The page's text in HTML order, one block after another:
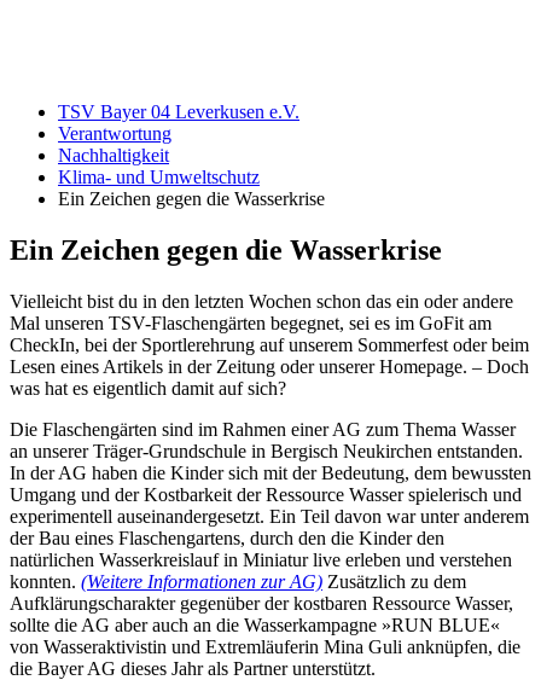
TSV Bayer 04 Leverkusen e.V.
Verantwortung
Nachhaltigkeit
Klima- und Umweltschutz
Ein Zeichen gegen die Wasserkrise
Ein Zeichen gegen die Wasserkrise
Vielleicht bist du in den letzten Wochen schon das ein oder andere
Mal unseren TSV-Flaschengärten begegnet, sei es im GoFit am
CheckIn, bei der Sportlerehrung auf unserem Sommerfest oder beim
Lesen eines Artikels in der Zeitung oder unserer Homepage. – Doch
was hat es eigentlich damit auf sich?
Die Flaschengärten sind im Rahmen einer AG zum Thema Wasser
an unserer Träger-Grundschule in Bergisch Neukirchen entstanden.
In der AG haben die Kinder sich mit der Bedeutung, dem bewussten
Umgang und der Kostbarkeit der Ressource Wasser spielerisch und
experimentell auseinandergesetzt. Ein Teil davon war unter anderem
der Bau eines Flaschengartens, durch den die Kinder den
natürlichen Wasserkreislauf in Miniatur live erleben und verstehen
konnten. (Weitere Informationen zur AG) Zusätzlich zu dem
Aufklärungscharakter gegenüber der kostbaren Ressource Wasser,
sollte die AG aber auch an die Wasserkampagne »RUN BLUE«
von Wasseraktivistin und Extremläuferin Mina Guli anknüpfen, die
die Bayer AG dieses Jahr als Partner unterstützt.